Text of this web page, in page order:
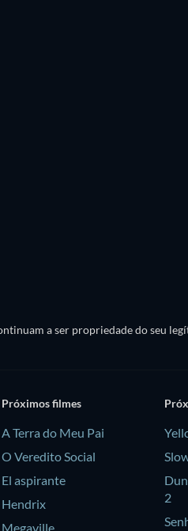
a ser propriedade do seu
Próximos filmes
A Terra do Meu Pai
O Veredito Social
El aspirante
Hendrix
Megaville
2